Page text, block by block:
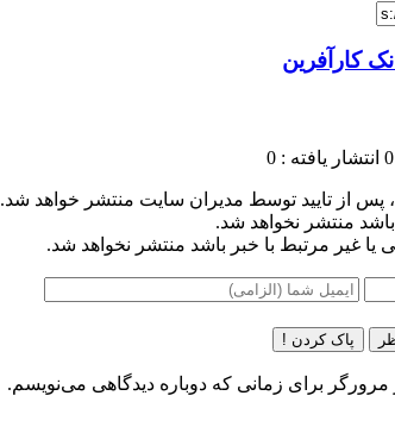
کارآفرین
انتشار یافته : 0
از تایید توسط مدیران سایت منتشر خواهد شد.
منتشر نخواهد شد.
یا غیر مرتبط با خبر باشد منتشر نخواهد شد.
پاک کردن !
مرورگر برای زمانی که دوباره دیدگاهی می‌نویسم.